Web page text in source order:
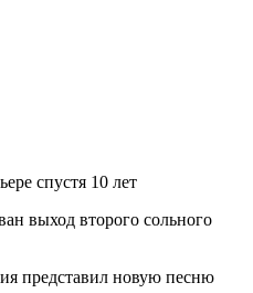
спустя 10 лет
выход второго сольного
представил новую песню